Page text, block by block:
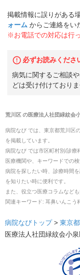
掲載情報に誤りがある
ォーム からご連絡をい
※お電話での対応は行
必ずお読みくださ
病気に関するご相談
どは受け付けておりま
荒川区 の医療法人社団緑紋会
病院なび では、 東京都荒川区
を掲載しています。
病院なび では市区町村別/診療
医療機関や、キーワードでの検
病院を探したい時、診療時間
を知りたい時に便利です。
また、役立つ医療コラムなど
関連キーワード: 耳鼻いんこう
病院なびトップ > 東京都
医療法人社団緑紋会小